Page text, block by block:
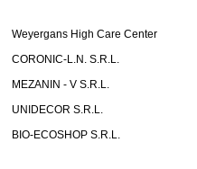
Weyergans High Care Center
CORONIC-L.N. S.R.L.
MEZANIN - V S.R.L.
UNIDECOR S.R.L.
BIO-ECOSHOP S.R.L.